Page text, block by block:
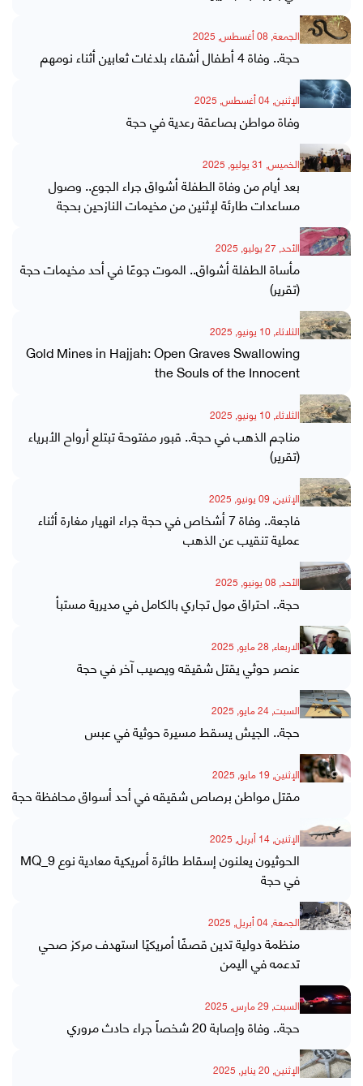
الجمعة, 08 أغسطس, 2025
حجة.. وفاة 4 أطفال أشقاء بلدغات ثعابين أثناء نومهم
الإثنين, 04 أغسطس, 2025
وفاة مواطن بصاعقة رعدية في حجة
الخميس, 31 يوليو, 2025
بعد أيام من وفاة الطفلة أشواق جراء الجوع.. وصول
مساعدات طارئة لإثنين من مخيمات النازحين بحجة
الأحد, 27 يوليو, 2025
مأساة الطفلة أشواق.. الموت جوعًا في أحد مخيمات حجة
(تقرير)
الثلاثاء, 10 يونيو, 2025
Gold Mines in Hajjah: Open Graves Swallowing
the Souls of the Innocent
الثلاثاء, 10 يونيو, 2025
مناجم الذهب في حجة.. قبور مفتوحة تبتلع أرواح الأبرياء
(تقرير)
الإثنين, 09 يونيو, 2025
فاجعة.. وفاة 7 أشخاص في حجة جراء انهيار مغارة أثناء
عملية تنقيب عن الذهب
الأحد, 08 يونيو, 2025
حجة.. احتراق مول تجاري بالكامل في مديرية مستبأ
الاربعاء, 28 مايو, 2025
عنصر حوثي يقتل شقيقه ويصيب آخر في حجة
السبت, 24 مايو, 2025
حجة.. الجيش يسقط مسيرة حوثية في عبس
الإثنين, 19 مايو, 2025
مقتل مواطن برصاص شقيقه في أحد أسواق محافظة حجة
الإثنين, 14 أبريل, 2025
الحوثيون يعلنون إسقاط طائرة أمريكية معادية نوع MQ_9
في حجة
الجمعة, 04 أبريل, 2025
منظمة دولية تدين قصفًا أمريكيًا استهدف مركز صحي
تدعمه في اليمن
السبت, 29 مارس, 2025
حجة.. وفاة وإصابة 20 شخصاً جراء حادث مروري
الإثنين, 20 يناير, 2025